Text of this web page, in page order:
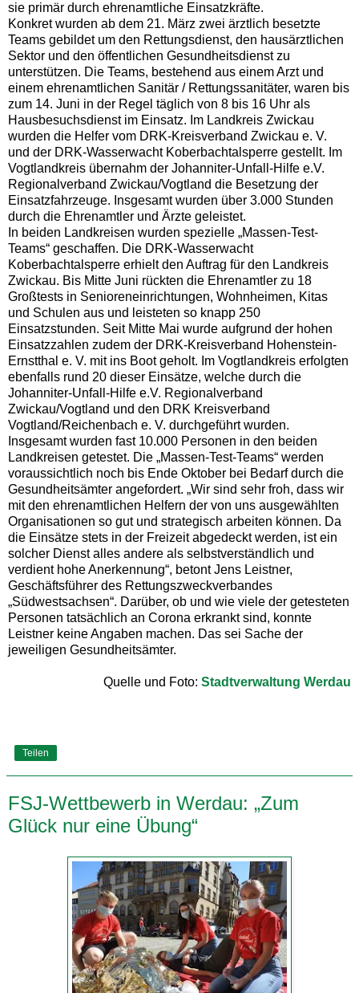
sie primär durch ehrenamtliche Einsatzkräfte.
Konkret wurden ab dem 21. März zwei ärztlich besetzte
Teams gebildet um den Rettungsdienst, den hausärztlichen
Sektor und den öffentlichen Gesundheitsdienst zu
unterstützen. Die Teams, bestehend aus einem Arzt und
einem ehrenamtlichen Sanitär / Rettungssanitäter, waren bis
zum 14. Juni in der Regel täglich von 8 bis 16 Uhr als
Hausbesuchsdienst im Einsatz. Im Landkreis Zwickau
wurden die Helfer vom DRK-Kreisverband Zwickau e. V.
und der DRK-Wasserwacht Koberbachtalsperre gestellt. Im
Vogtlandkreis übernahm der Johanniter-Unfall-Hilfe e.V.
Regionalverband Zwickau/Vogtland die Besetzung der
Einsatzfahrzeuge. Insgesamt wurden über 3.000 Stunden
durch die Ehrenamtler und Ärzte geleistet.
In beiden Landkreisen wurden spezielle „Massen-Test-
Teams“ geschaffen. Die DRK-Wasserwacht
Koberbachtalsperre erhielt den Auftrag für den Landkreis
Zwickau. Bis Mitte Juni rückten die Ehrenamtler zu 18
Großtests in Senioreneinrichtungen, Wohnheimen, Kitas
und Schulen aus und leisteten so knapp 250
Einsatzstunden. Seit Mitte Mai wurde aufgrund der hohen
Einsatzzahlen zudem der DRK-Kreisverband Hohenstein-
Ernstthal e. V. mit ins Boot geholt. Im Vogtlandkreis erfolgten
ebenfalls rund 20 dieser Einsätze, welche durch die
Johanniter-Unfall-Hilfe e.V. Regionalverband
Zwickau/Vogtland und den DRK Kreisverband
Vogtland/Reichenbach e. V. durchgeführt wurden.
Insgesamt wurden fast 10.000 Personen in den beiden
Landkreisen getestet. Die „Massen-Test-Teams“ werden
voraussichtlich noch bis Ende Oktober bei Bedarf durch die
Gesundheitsämter angefordert. „Wir sind sehr froh, dass wir
mit den ehrenamtlichen Helfern der von uns ausgewählten
Organisationen so gut und strategisch arbeiten können. Da
die Einsätze stets in der Freizeit abgedeckt werden, ist ein
solcher Dienst alles andere als selbstverständlich und
verdient hohe Anerkennung“, betont Jens Leistner,
Geschäftsführer des Rettungszweckverbandes
„Südwestsachsen“. Darüber, ob und wie viele der getesteten
Personen tatsächlich an Corona erkrankt sind, konnte
Leistner keine Angaben machen. Das sei Sache der
jeweiligen Gesundheitsämter.
Quelle und Foto: Stadtverwaltung Werdau
Teilen
FSJ-Wettbewerb in Werdau: „Zum
Glück nur eine Übung“